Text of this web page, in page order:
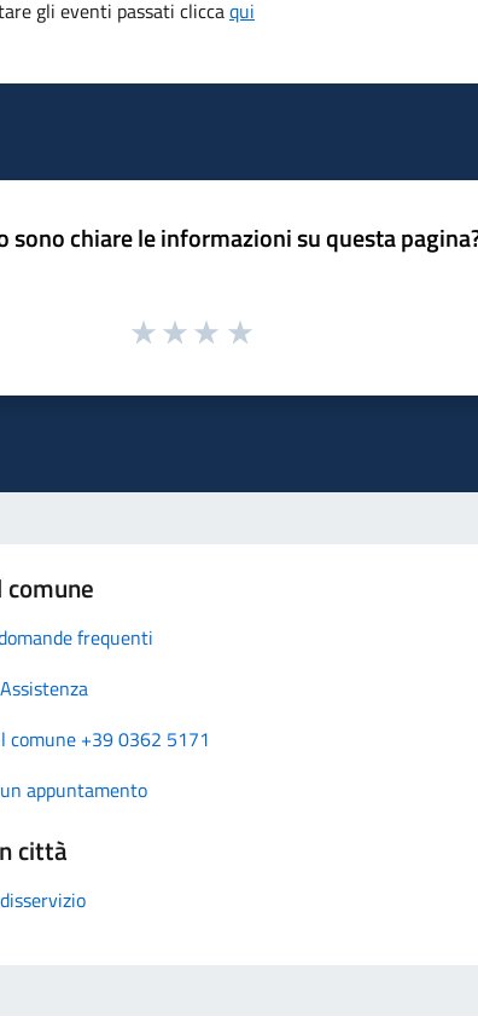
gli eventi passati cliccaqui
sono chiare le informazioni su questa
frequenti
comune +39 0362 5171
appuntamento
città